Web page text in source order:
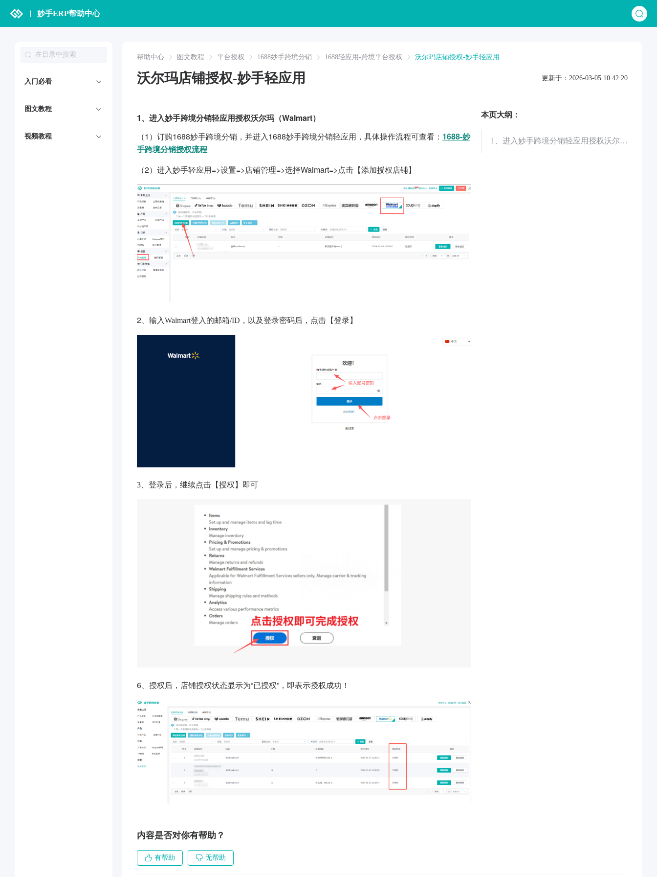
妙手ERP帮助中心
入门必看
图文教程
视频教程
帮助中心 图文教程 平台授权 1688妙手跨境分销 1688轻应用-跨境平台授权 沃尔玛店铺授权-妙手轻应用
沃尔玛店铺授权-妙手轻应用 更新于：2026-03-05 10:42:20
1、进入妙手跨境分销轻应用授权沃尔玛（Walmart）
（1）订购1688妙手跨境分销，并进入1688妙手跨境分销轻应用，具体操作流程可查看： 1688-妙
手跨境分销授权流程
（2）进入妙手轻应用=>设置=>店铺管理=>选择Walmart=>点击【添加授权店铺】
2、 输入Walmart登入的邮箱/ID，以及登录密码后，点击【登录】
3、登录后，继续点击【授权】即可
6、授权后，店铺授权状态显示为“已授权”，即表示授权成功！
本页大纲：
1、进入妙手跨境分销轻应用授权沃尔玛（Walmart）
内容是否对你有帮助？
有帮助 无帮助